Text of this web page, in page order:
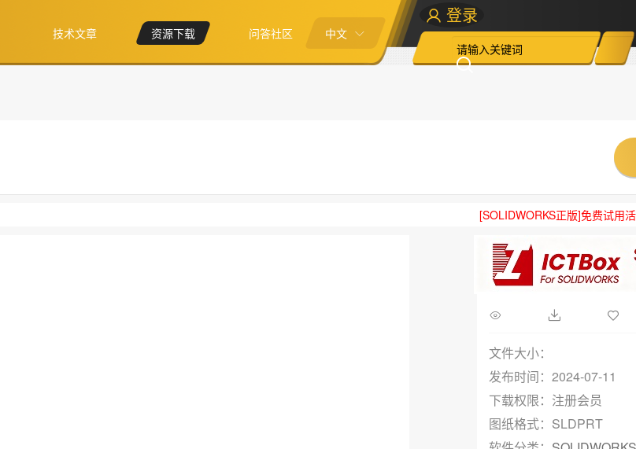
技术文章 资源下载 问答社区 中文
登录
[SOLIDWORKS正版]免费试用
文件大小：
发布时间：2024-07-11
下载权限：注册会员
图纸格式：SLDPRT